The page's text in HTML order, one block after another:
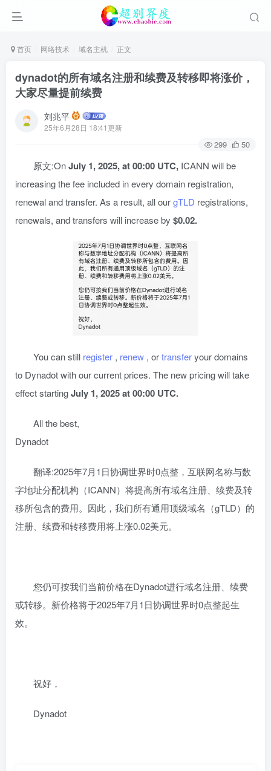
首页 网络技术 域名主机 正文
dynadot的所有域名注册和续费及转移即将涨价，
大家尽量提前续费
刘兆平
25年6月28日 18:41更新
299 50
原文:OnJuly 1, 2025, at00:00 UTC, ICANN will be
increasing the fee included in every domain registration,
renewal and transfer. As a result, all ourgTLD registrations,
renewals, and transfers will increase by $0.02.
You can still register , renew , ortransferyour domains
to Dynadot with our current prices. The new pricing will take
effect startingJuly 1, 2025 at00:00 UTC.
All the best,
Dynadot
翻译:2025年7月1日协调世界时0点整，互联网名称与数
字地址分配机构（ICANN）将提高所有域名注册、续费及转
移所包含的费用。因此，我们所有通用顶级域名（gTLD）的
注册、续费和转移费用将上涨0.02美元。
您仍可按我们当前价格在Dynadot进行域名注册、续费
或转移。新价格将于2025年7月1日协调世界时0点整起生
效。
祝好，
Dynadot